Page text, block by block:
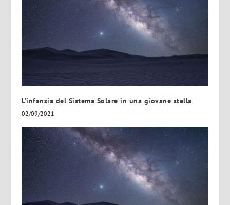
L’infanzia del Sistema Solare in una giovane stella
02/09/2021